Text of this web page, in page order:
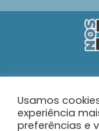
Rua Maria de
Usamos
experiência
preferências e